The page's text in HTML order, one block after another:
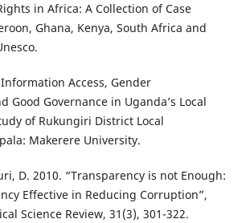
in Africa: A Collection of Case
Ghana, Kenya, South Africa and
Access, Gender
Good Governance in Uganda’s Local
of Rukungiri District Local
Makerere University.
D. 2010. “Transparency is not Enough:
Effective in Reducing Corruption”,
Science Review, 31(3), 301-322.